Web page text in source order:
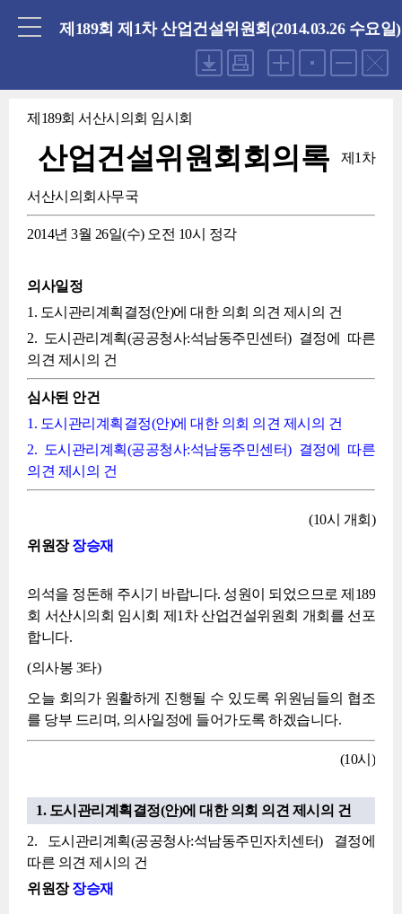
제189회 제1차 산업건설위원회(2014.03.26 수요일)
제189회 서산시의회 임시회
산업건설위원회회의록 제1차
서산시의회사무국
2014년 3월 26일(수) 오전 10시 정각
의사일정
1. 도시관리계획결정(안)에 대한 의회 의견 제시의 건
2. 도시관리계획(공공청사:석남동주민센터) 결정에 따른
의견 제시의 건
심사된 안건
1. 도시관리계획결정(안)에 대한 의회 의견 제시의 건
2. 도시관리계획(공공청사:석남동주민센터) 결정에 따른
의견 제시의 건
(10시 개회)
위원장장승재
의석을 정돈해 주시기 바랍니다. 성원이 되었으므로 제189
회 서산시의회 임시회 제1차 산업건설위원회 개회를 선포
합니다.
(의사봉 3타)
오늘 회의가 원활하게 진행될 수 있도록 위원님들의 협조
를 당부 드리며, 의사일정에 들어가도록 하겠습니다.
(10시)
1. 도시관리계획결정(안)에 대한 의회 의견 제시의 건
2. 도시관리계획(공공청사:석남동주민자치센터) 결정에
따른 의견 제시의 건
위원장장승재